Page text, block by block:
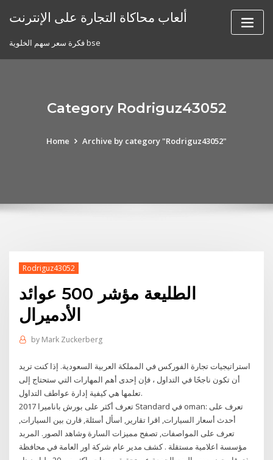
ألعاب محاكاة التجارة على الإنترنت
فكرة سعر سهم الخلوية bse
Category Rodriguz43052
Home Archive by category "Rodriguz43052"
Rodriguz43052
الطليعة مؤشر 500 عوائد
الأدميرال
by Mark Zuckerberg
استراتيجيات تجارة الفوركس في المملكة العربية السعودية. إذا كنت تريد
أن تكون ناجحًا في التداول ، فإن إحدى أهم المهارات التي ستحتاج إلى
تعلمها هي كيفية إدارة عواطف التداول.
تعرف أكثر على بورش باناميرا 2017 Standard في oman: تعرف على
أحدث أسعار السيارات, اقرا تقارير, اسأل أسئلة, قارن بين السيارات,
تعرف على المواصفات, تصفح مميزات السارة وشاهد الصور. المربد
مؤسسة اعلامية مستقلة . كشف مدير عام شركة اور العامة في محافظة